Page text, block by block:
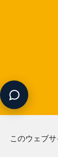
このウェブ